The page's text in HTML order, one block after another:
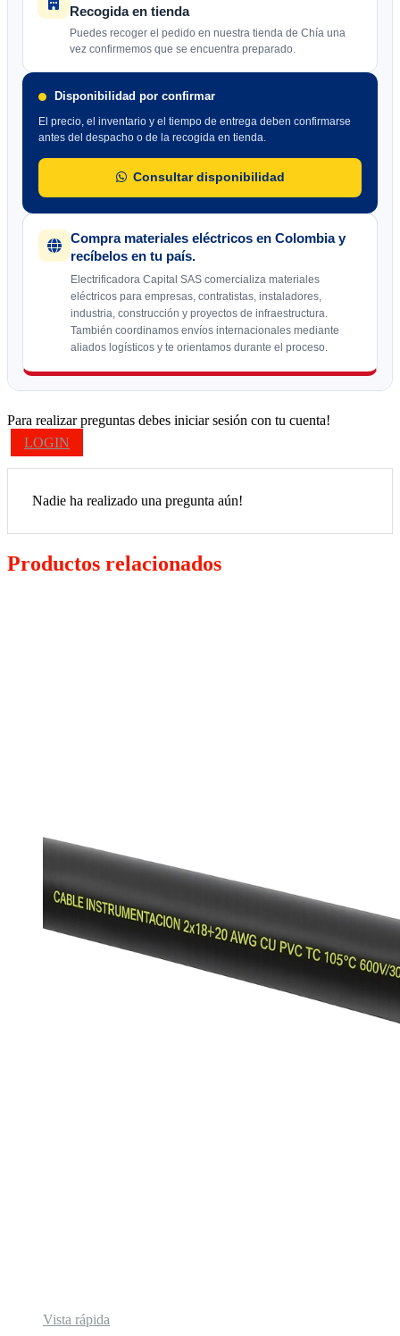
Recogida en tienda
Puedes recoger el pedido en nuestra tienda de Chía una
vez confirmemos que se encuentra preparado.
Disponibilidad por confirmar
El precio, el inventario y el tiempo de entrega deben confirmarse
antes del despacho o de la recogida en tienda.
Consultar disponibilidad
Compra materiales eléctricos en Colombia y
recíbelos en tu país.
Electrificadora Capital SAS comercializa materiales
eléctricos para empresas, contratistas, instaladores,
industria, construcción y proyectos de infraestructura.
También coordinamos envíos internacionales mediante
aliados logísticos y te orientamos durante el proceso.
Para realizar preguntas debes iniciar sesión con tu cuenta!
LOGIN
Nadie ha realizado una pregunta aún!
Productos relacionados
Vista rápida